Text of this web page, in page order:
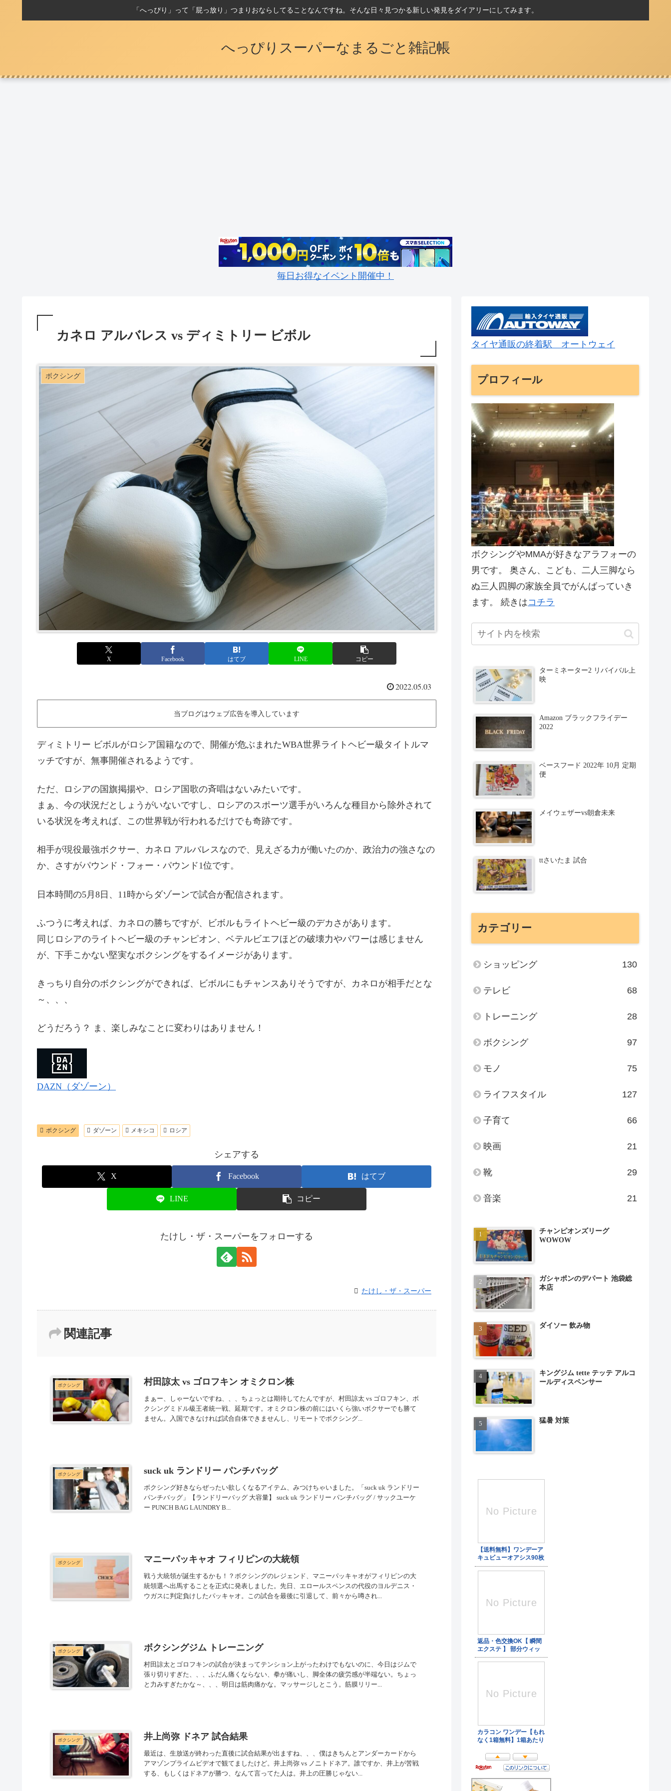
「へっぴり」って「屁っ放り」つまりおならしてることなんですね。そんな日々見つかる新しい発見をダイアリーにしてみます。
へっぴりスーパーなまるごと雑記帳
毎日お得なイベント開催中！
カネロ アルバレス vs ディミトリー ビボル
ボクシング
X Facebook はてブ LINE コピー
2022.05.03
当ブログはウェブ広告を導入しています
ディミトリー ビボルがロシア国籍なので、開催が危ぶまれたWBA世界ライトヘビー級タイトルマ
ッチですが、無事開催されるようです。
ただ、ロシアの国旗掲揚や、ロシア国歌の斉唱はないみたいです。
まぁ、今の状況だとしょうがいないですし、ロシアのスポーツ選手がいろんな種目から除外されて
いる状況を考えれば、この世界戦が行われるだけでも奇跡です。
相手が現役最強ボクサー、カネロ アルバレスなので、見えざる力が働いたのか、政治力の強さなの
か、さすがパウンド・フォー・パウンド1位です。
日本時間の5月8日、11時からダゾーンで試合が配信されます。
ふつうに考えれば、カネロの勝ちですが、ビボルもライトヘビー級のデカさがあります。
同じロシアのライトヘビー級のチャンピオン、ベテルビエフほどの破壊力やパワーは感じません
が、下手こかない堅実なボクシングをするイメージがあります。
きっちり自分のボクシングができれば、ビボルにもチャンスありそうですが、カネロが相手だとな
～、、、
どうだろう？ ま、楽しみなことに変わりはありません！
DAZN（ダゾーン）
ボクシング ダゾーン メキシコ ロシア
シェアする
X Facebook はてブ
LINE コピー
たけし・ザ・スーパーをフォローする
たけし・ザ・スーパー
関連記事
ボクシング 村田諒太 vs ゴロフキン オミクロン株
まぁー、しゃーないですね、、、ちょっとは期待してたんですが、村田諒太 vs ゴロフキン、ボ
クシングミドル級王者統一戦、延期です。オミクロン株の前にはいくら強いボクサーでも勝て
ません。入国できなければ試合自体できませんし、リモートでボクシング...
ボクシング suck uk ランドリー パンチバッグ
ボクシング好きならぜったい欲しくなるアイテム、みつけちゃいました。「suck uk ランドリー
パンチバッグ」【ランドリーバッグ 大容量】 suck uk ランドリー パンチバッグ / サックユーケ
ー PUNCH BAG LAUNDRY B...
ボクシング マニーパッキャオ フィリピンの大統領
戦う大統領が誕生するかも！？ボクシングのレジェンド、マニーパッキャオがフィリピンの大
統領選へ出馬することを正式に発表しました。先日、エロールスペンスの代役のヨルデニス・
ウガスに判定負けしたパッキャオ。この試合を最後に引退して、前々から噂され...
ボクシング ボクシングジム トレーニング
村田諒太とゴロフキンの試合が決まってテンション上がったわけでもないのに、今日はジムで
張り切りすぎた、、、ふだん痛くならない、拳が痛いし、脚全体の疲労感が半端ない。ちょっ
と力みすぎたかな～、、、明日は筋肉痛かな。マッサージしとこう。筋膜リリー...
ボクシング 井上尚弥 ドネア 試合結果
最近は、生放送が終わった直後に試合結果が出ますね、、、僕はきちんとアンダーカードから
アマゾンプライムビデオで観てましたけど。井上尚弥 vs ノニトドネア。誰ですか、井上が苦戦
する、もしくはドネアが勝つ、なんて言ってた人は。井上の圧勝じゃない...
タイヤ通販の終着駅 オートウェイ
プロフィール
ボクシングやMMAが好きなアラフォーの
男です。 奥さん、こども、二人三脚なら
ぬ三人四脚の家族全員でがんばっていき
ます。 続きはコチラ
ターミネーター2 リバイバル上
映
Amazon ブラックフライデー
2022
ベースフード 2022年 10月 定期
便
メイウェザーvs朝倉未来
ttさいたま 試合
カテゴリー
ショッピング 130
テレビ 68
トレーニング 28
ボクシング 97
モノ 75
ライフスタイル 127
子育て 66
映画 21
靴 29
音楽 21
チャンピオンズリーグ
WOWOW
ガシャポンのデパート 池袋総
本店
ダイソー 飲み物
キングジム tette テッテ アルコ
ールディスペンサー
猛暑 対策